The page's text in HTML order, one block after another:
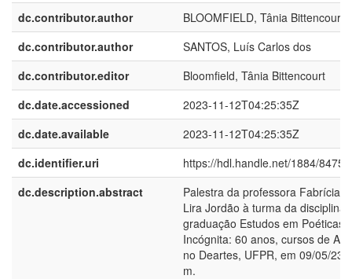
dc.contributor.author
BLOOMFIELD, Tânia Bittencourt
dc.contributor.author
SANTOS, Luís Carlos dos
dc.contributor.editor
Bloomfield, Tânia Bittencourt
dc.date.accessioned
2023-11-12T04:25:35Z
dc.date.available
2023-11-12T04:25:35Z
dc.identifier.uri
https://hdl.handle.net/1884/84755
dc.description.abstract
Palestra da professora Fabrícia
Lira Jordão à turma da disciplina
graduação Estudos em Poéticas
Incógnita: 60 anos, cursos de
no Deartes, UFPR, em 09/05/23.
m.